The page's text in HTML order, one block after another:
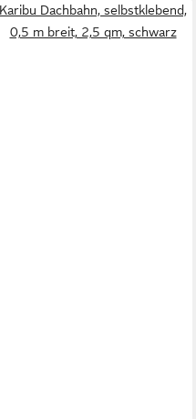
Karibu Dachbahn, selbstklebend,
0,5 m breit, 2,5 qm, schwarz